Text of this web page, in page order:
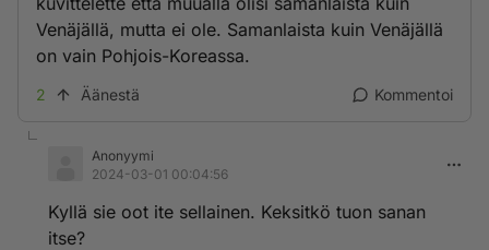
Venäjällä, mutta ei ole. Samanlaista kuin Venäjällä
on vain Pohjois-Koreassa.
2 Äänestä Kommentoi
Anonyymi
2024-03-01 00:04:56
Kyllä sie oot ite sellainen. Keksitkö tuon sanan
itse?